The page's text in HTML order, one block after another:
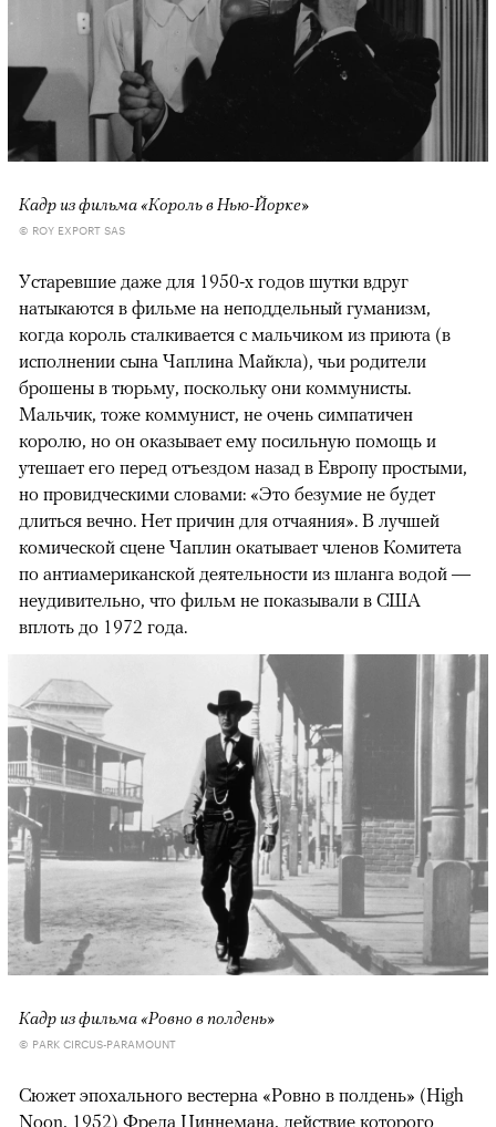
Кадр из фильма «Король в Нью-Йорке»
© ROY EXPORT SAS
Устаревшие даже для 1950-х годов шутки вдруг
натыкаются в фильме на неподдельный гуманизм,
когда король сталкивается с мальчиком из приюта (в
исполнении сына Чаплина Майкла), чьи родители
брошены в тюрьму, поскольку они коммунисты.
Мальчик, тоже коммунист, не очень симпатичен
королю, но он оказывает ему посильную помощь и
утешает его перед отъездом назад в Европу простыми,
но провидческими словами: «Это безумие не будет
длиться вечно. Нет причин для отчаяния». В лучшей
комической сцене Чаплин окатывает членов Комитета
по антиамериканской деятельности из шланга водой —
неудивительно, что фильм не показывали в США
вплоть до 1972 года.
Кадр из фильма «Ровно в полдень»
© PARK CIRCUS-PARAMOUNT
Сюжет эпохального вестерна «Ровно в полдень» (High
Noon, 1952) Фреда Циннемана, действие которого